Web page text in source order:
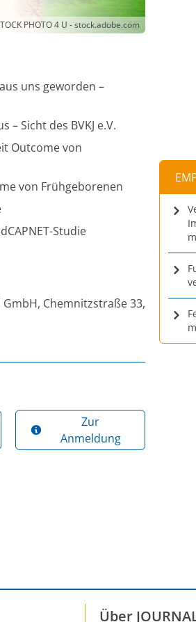
PHOTO 4 U - stock.adobe.com
uns geworden –
Sicht des BVKJ e.V.
Outcome von
von Frühgeborenen
Studie
Chemnitzstraße 33,
Zur
Anmeldung
Über